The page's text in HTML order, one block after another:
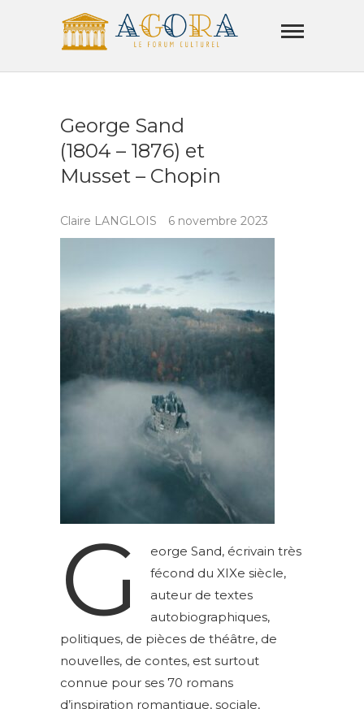
Agora
LE FORUM CULTUREL
George Sand
(1804 – 1876) et
Musset – Chopin
Claire LANGLOIS 6 novembre 2023
G
eorge Sand, écrivain très
fécond du XIXe siècle,
auteur de textes
autobiographiques,
politiques, de pièces de théâtre, de
nouvelles, de contes, est surtout
connue pour ses 70 romans
d’inspiration romantique, sociale,